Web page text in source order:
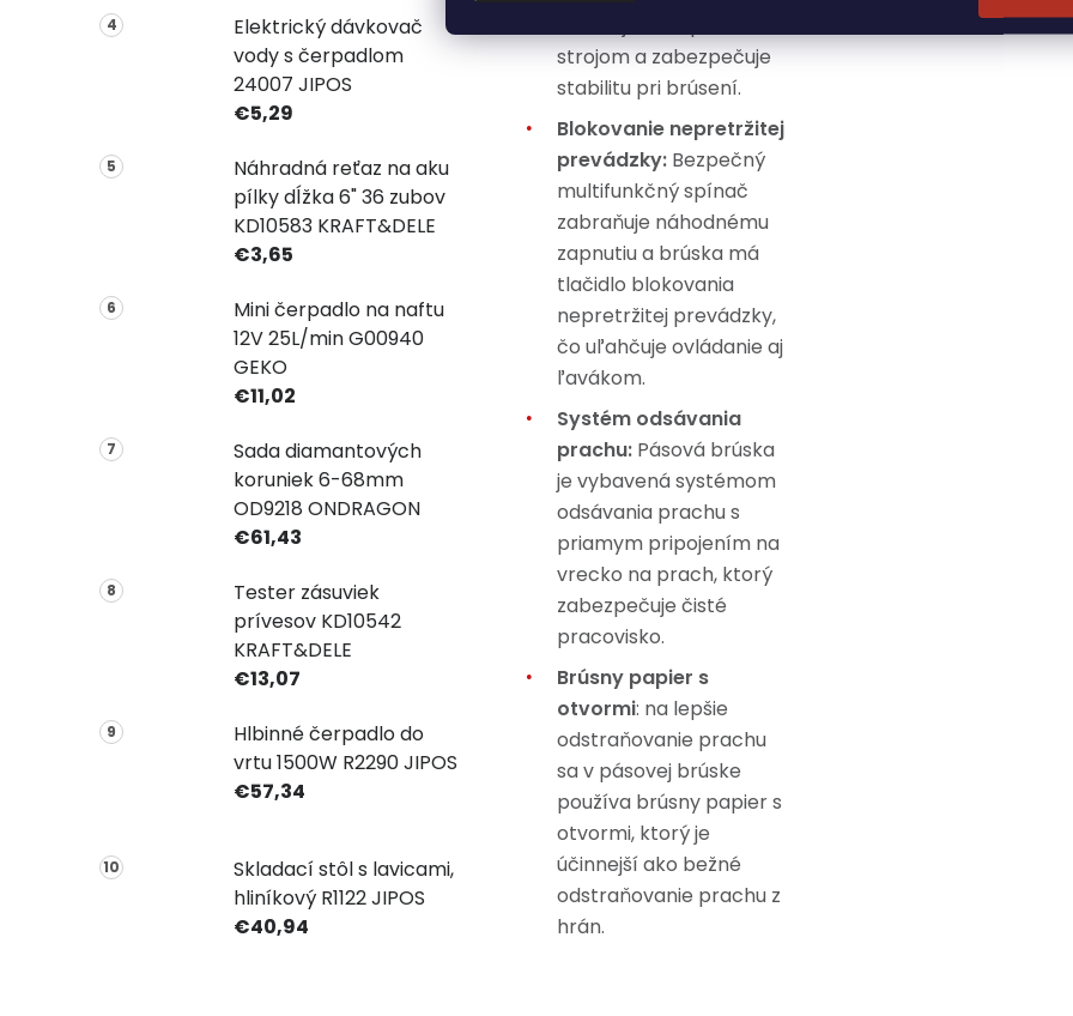
Elektrický dávkovač
vody s čerpadlom
24007 JIPOS
€5,29
Náhradná reťaz na aku
pílky dĺžka 6" 36 zubov
KD10583 KRAFT&DELE
€3,65
Mini čerpadlo na naftu
12V 25L/min G00940
GEKO
€11,02
Sada diamantových
koruniek 6-68mm
OD9218 ONDRAGON
€61,43
Tester zásuviek
prívesov KD10542
KRAFT&DELE
€13,07
Hlbinné čerpadlo do
vrtu 1500W R2290 JIPOS
€57,34
Skladací stôl s lavicami,
hliníkový R1122 JIPOS
€40,94
strojom a zabezpečuje
stabilitu pri brúsení.
Blokovanie nepretržitej
prevádzky: Bezpečný
multifunkčný spínač
zabraňuje náhodnému
zapnutiu a brúska má
tlačidlo blokovania
nepretržitej prevádzky,
čo uľahčuje ovládanie aj
ľavákom.
Systém odsávania
prachu: Pásová brúska
je vybavená systémom
odsávania prachu s
priamym pripojením na
vrecko na prach, ktorý
zabezpečuje čisté
pracovisko.
Brúsny papier s
otvormi: na lepšie
odstraňovanie prachu
sa v pásovej brúske
používa brúsny papier s
otvormi, ktorý je
účinnejší ako bežné
odstraňovanie prachu z
hrán.